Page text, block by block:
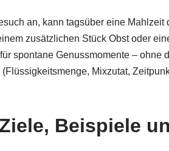
an, kann tagsüber eine Mahlzeit
zusätzlichen Stück Obst oder
spontane Genussmomente – ohne
Mixzutat,
Beispiele